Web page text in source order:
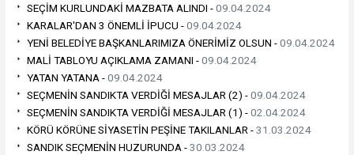
SEÇİM KURLUNDAKİ MAZBATA ALINDI -09.04.2024
KARALAR'DAN 3 ÖNEMLİ İPUCU -09.04.2024
YENİ BELEDİYE BAŞKANLARIMIZA ÖNERİMİZ OLSUN -09.04.2024
MALİ TABLOYU AÇIKLAMA ZAMANI -09.04.2024
YATAN YATANA -09.04.2024
SEÇMENİN SANDIKTA VERDİĞİ MESAJLAR (2) -09.04.2024
SEÇMENİN SANDIKTA VERDİĞİ MESAJLAR (1) -02.04.2024
KÖRÜ KÖRÜNE SİYASETİN PEŞİNE TAKILANLAR -31.03.2024
SANDIK SEÇMENİN HUZURUNDA -30.03.2024